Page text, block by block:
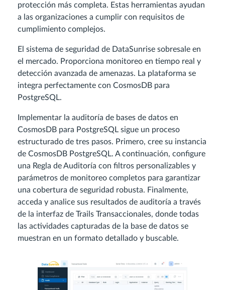
protección más completa. Estas herramientas ayudan
a las organizaciones a cumplir con requisitos de
cumplimiento complejos.
El sistema de seguridad de DataSunrise sobresale en
el mercado. Proporciona monitoreo en tiempo real y
detección avanzada de amenazas. La plataforma se
integra perfectamente con CosmosDB para
PostgreSQL.
Implementar la auditoría de bases de datos en
CosmosDB para PostgreSQL sigue un proceso
estructurado de tres pasos. Primero, cree su instancia
de CosmosDB PostgreSQL. A continuación, configure
una Regla de Auditoría con filtros personalizables y
parámetros de monitoreo completos para garantizar
una cobertura de seguridad robusta. Finalmente,
acceda y analice sus resultados de auditoría a través
de la interfaz de Trails Transaccionales, donde todas
las actividades capturadas de la base de datos se
muestran en un formato detallado y buscable.